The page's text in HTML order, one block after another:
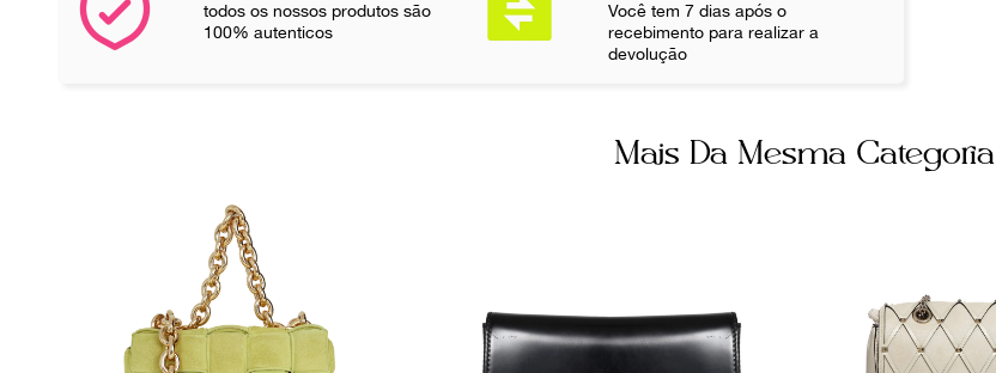
todos os nossos produtos são
100% autenticos
Você tem 7 dias após o
recebimento para realizar a
devolução
219
Mais Da Mesma Categoria